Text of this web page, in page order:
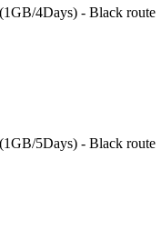
4Days) - Black route
5Days) - Black route